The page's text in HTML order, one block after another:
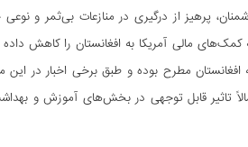
پرهیز از درگیری در منازعات بی‌­ثمر و
مالی آمریکا به افغانستان را کاهش
تاثیر قابل توجهی در بخش­‌های آموزش و